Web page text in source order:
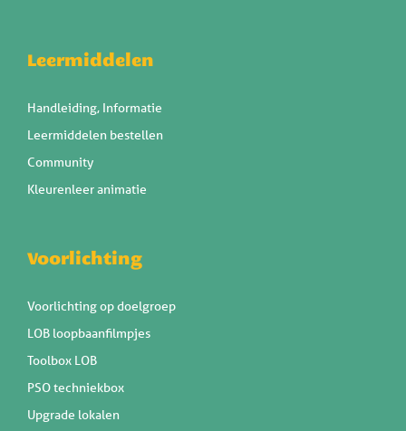
Leermiddelen
Handleiding, Informatie
Leermiddelen bestellen
Community
Kleurenleer animatie
Voorlichting
Voorlichting op doelgroep
LOB loopbaanfilmpjes
Toolbox LOB
PSO techniekbox
Upgrade lokalen